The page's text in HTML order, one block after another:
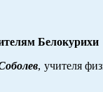
Белокурихи
, учителя